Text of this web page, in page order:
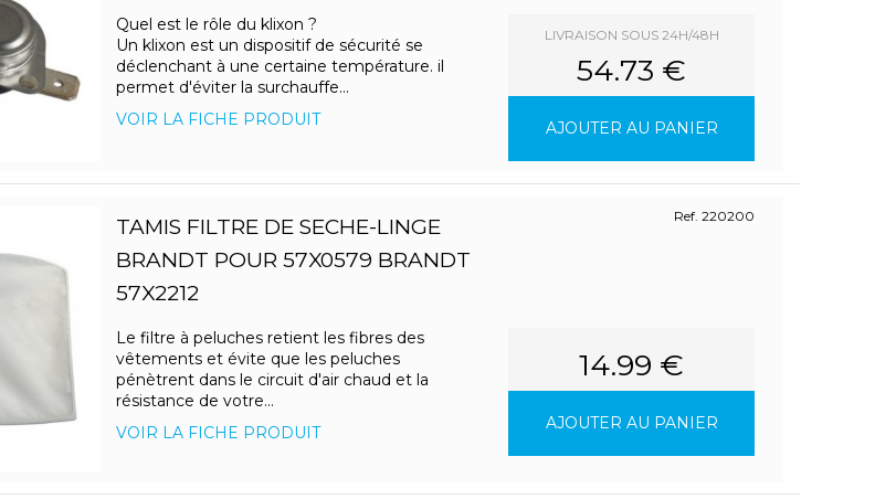
Quel est le rôle du klixon ?
Un klixon est un dispositif de sécurité se
déclenchant à une certaine température. il
permet d'éviter la surchauffe...
VOIR LA FICHE PRODUIT
LIVRAISON SOUS 24H/48H
54.73 €
AJOUTER AU PANIER
TAMIS FILTRE DE SECHE-LINGE
BRANDT POUR 57X0579 BRANDT
57X2212
Ref. 220200
Le filtre à peluches retient les fibres des
vêtements et évite que les peluches
pénètrent dans le circuit d'air chaud et la
résistance de votre...
VOIR LA FICHE PRODUIT
14.99 €
AJOUTER AU PANIER